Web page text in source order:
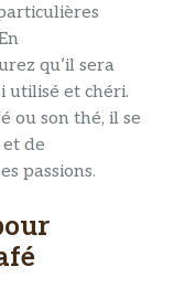
qu’il sera
utilisé et chéri.
ou son thé, il se
de
passions.